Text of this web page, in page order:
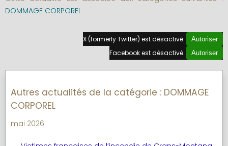
DOMMAGE CORPOREL
X (formerly Twitter) est désactivé. Autoriser
Facebook est désactivé. Autoriser
Autres actualités de la catégorie : DOMMAGE
CORPOREL
mai 2026